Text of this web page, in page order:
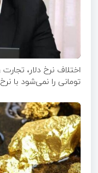
تومانی را نمی‌شود با نرخ ۸۰ هزار تومان فروخت